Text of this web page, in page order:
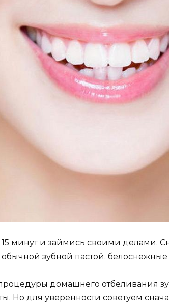
15 минут и займись своими делами.
зубной пастой. белоснежные
домашнего отбеливания
Но для уверенности советуем